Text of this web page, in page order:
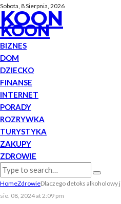
Sobota, 8 Sierpnia, 2026
KOON
KOON
BIZNES
DOM
DZIECKO
FINANSE
INTERNET
PORADY
ROZRYWKA
TURYSTYKA
ZAKUPY
ZDROWIE
HomeZdrowieDlaczego detoks alkoholowy
sie. 08, 2024 at 2:09 pm